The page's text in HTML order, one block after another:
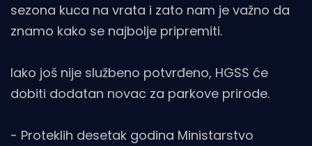
sezona kuca na vrata i zato nam je važno da
znamo kako se najbolje pripremiti.
Iako još nije službeno potvrđeno, HGSS će
dobiti dodatan novac za parkove prirode.
- Proteklih desetak godina Ministarstvo